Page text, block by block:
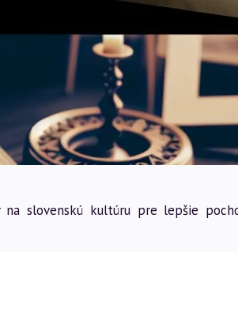
slovenskú kultúru pre lepšie